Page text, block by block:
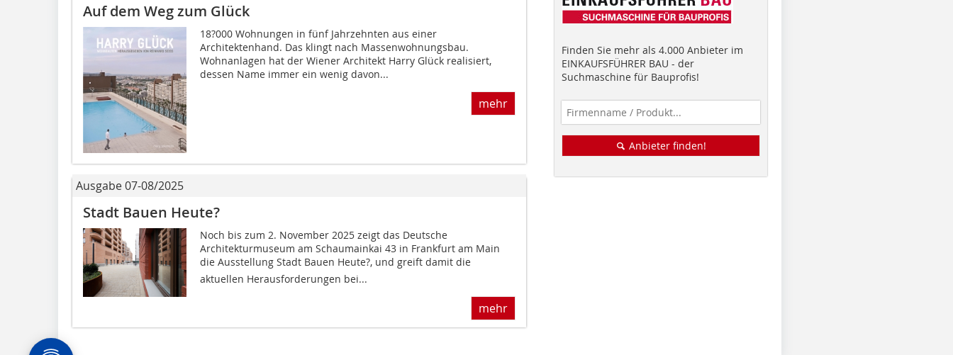
Auf dem Weg zum Glück
18?000 Wohnungen in fünf Jahrzehnten aus einer
Architektenhand. Das klingt nach Massenwohnungsbau.
Wohnanlagen hat der Wiener Architekt Harry Glück realisiert,
dessen Name immer ein wenig davon...
mehr
Ausgabe 07-08/2025
Stadt Bauen Heute?
Noch bis zum 2. November 2025 zeigt das Deutsche
Architekturmuseum am Schaumainkai 43 in Frankfurt am Main
die Ausstellung Stadt Bauen Heute?, und greift damit die
aktuellen Herausforderungen bei...
mehr
Finden Sie mehr als 4.000 Anbieter im
EINKAUFSFÜHRER BAU - der
Suchmaschine für Bauprofis!
Anbieter finden!